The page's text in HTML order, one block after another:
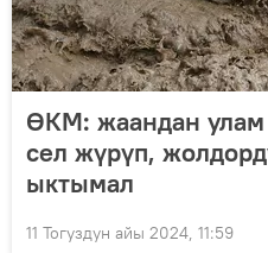
ӨКМ: жаандан улам
сел жүрүп,
ыктымал
11 Тогуздун айы 2024, 11:59